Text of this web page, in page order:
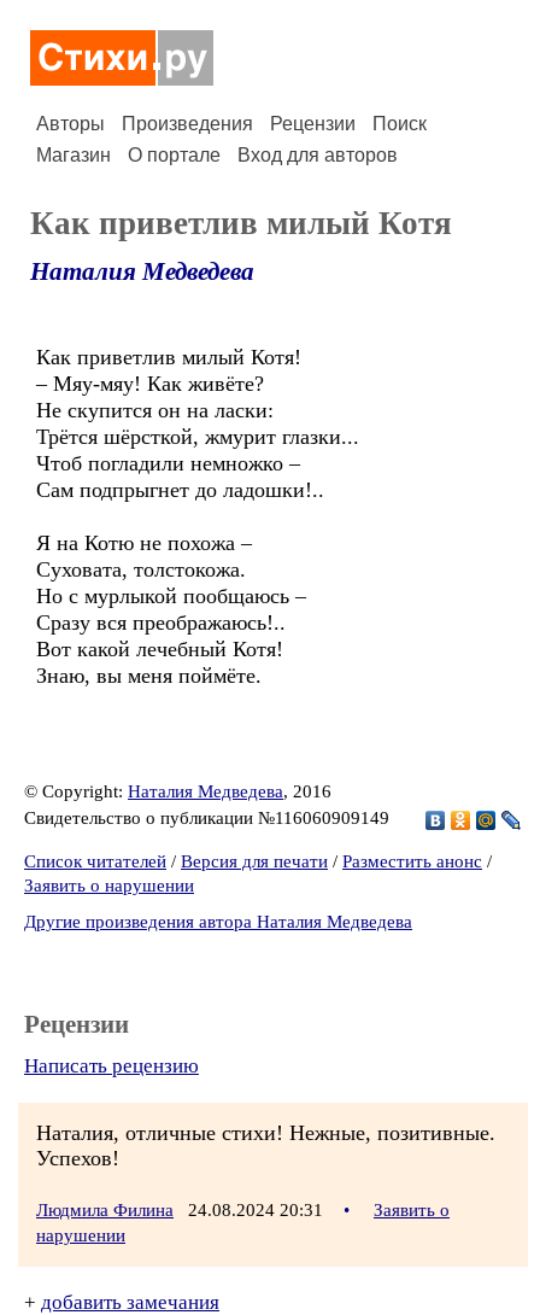
Авторы Произведения Рецензии
Поиск
Магазин
О портале Вход для авторов
Как приветлив милый Котя
Наталия Медведева
Как приветлив милый Котя!
– Мяу-мяу! Как живёте?
Не скупится он на ласки:
Трётся шёрсткой, жмурит глазки...
Чтоб погладили немножко –
Сам подпрыгнет до ладошки!..
Я на Котю не похожа –
Суховата, толстокожа.
Но с мурлыкой пообщаюсь –
Сразу вся преображаюсь!..
Вот какой лечебный Котя!
Знаю, вы меня поймёте.
© Copyright: Наталия Медведева, 2016
Свидетельство о публикации №116060909149
Список читателей / Версия для печати / Разместить анонс /
Заявить о нарушении
Другие произведения автора Наталия Медведева
Рецензии
Написать рецензию
Наталия, отличные стихи! Нежные, позитивные.
Успехов!
Людмила Филина 24.08.2024 20:31 •
Заявить о
нарушении
+ добавить замечания